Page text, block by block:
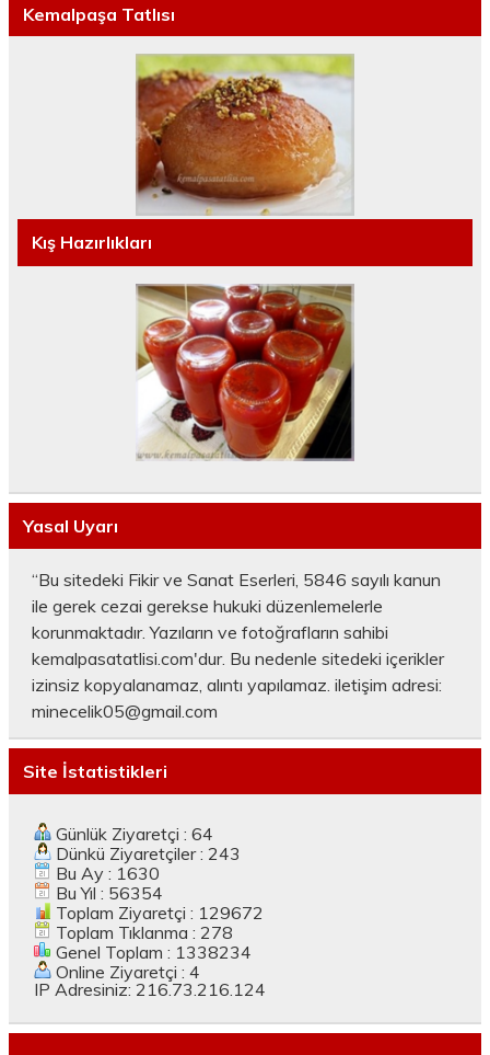
Kemalpaşa Tatlısı
Kış Hazırlıkları
Yasal Uyarı
“Bu sitedeki Fikir ve Sanat Eserleri, 5846 sayılı kanun
ile gerek cezai gerekse hukuki düzenlemelerle
korunmaktadır. Yazıların ve fotoğrafların sahibi
kemalpasatatlisi.com'dur. Bu nedenle sitedeki içerikler
izinsiz kopyalanamaz, alıntı yapılamaz. iletişim adresi:
minecelik05@gmail.com
Site İstatistikleri
Günlük Ziyaretçi : 64
Dünkü Ziyaretçiler : 243
Bu Ay : 1630
Bu Yıl : 56354
Toplam Ziyaretçi : 129672
Toplam Tıklanma : 278
Genel Toplam : 1338234
Online Ziyaretçi : 4
IP Adresiniz: 216.73.216.124